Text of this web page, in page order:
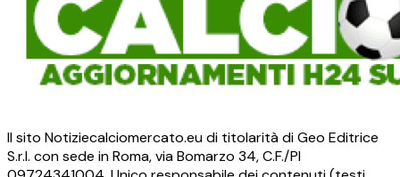
Il sito Notiziecalciomercato.eu di titolarità di Geo Editrice
S.r.l. con sede in Roma, via Bomarzo 34, C.F./PI